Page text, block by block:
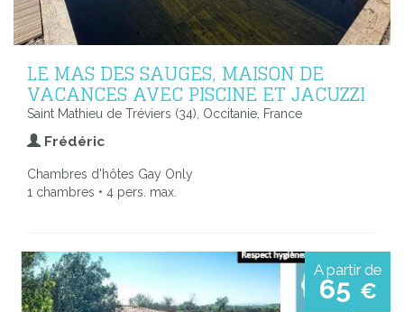
LE MAS DES SAUGES, MAISON DE
VACANCES AVEC PISCINE ET JACUZZI
Saint Mathieu de Tréviers (34), Occitanie, France
Frédéric
Chambres d'hôtes Gay Only
1 chambres • 4 pers. max.
A partir de
65 €